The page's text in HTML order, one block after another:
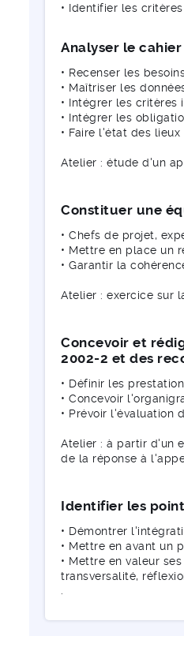
• Identifier les
Analyser le
• Recenser les
• Maîtriser les
• Intégrer les critères
• Intégrer les
• Faire l'état des
Atelier : étude d'un
Constituer une
• Chefs de projet,
• Mettre en place un
• Garantir la
Atelier : exercice sur
Concevoir et
2002-2 et des
• Définir les
• Concevoir
• Prévoir l'évaluation
Atelier : à partir d'un
de la réponse à
Identifier les
• Démontrer
• Mettre en avant un
• Mettre en valeur
transversalité,